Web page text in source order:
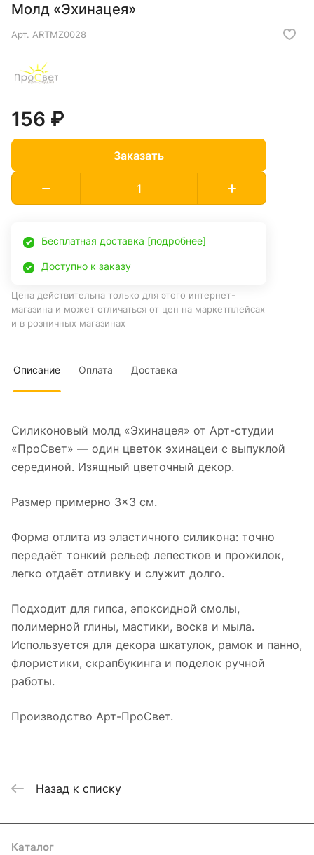
Молд «Эхинацея»
Арт. ARTMZ0028
156 ₽
Заказать
Бесплатная доставка [подробнее]
Доступно к заказу
Цена действительна только для этого интернет-
магазина и может отличаться от цен на маркетплейсах
и в розничных магазинах
Описание Оплата Доставка
Силиконовый молд «Эхинацея» от Арт-студии
«ПроСвет» — один цветок эхинацеи с выпуклой
серединой. Изящный цветочный декор.
Размер примерно 3×3 см.
Форма отлита из эластичного силикона: точно
передаёт тонкий рельеф лепестков и прожилок,
легко отдаёт отливку и служит долго.
Подходит для гипса, эпоксидной смолы,
полимерной глины, мастики, воска и мыла.
Используется для декора шкатулок, рамок и панно,
флористики, скрапбукинга и поделок ручной
работы.
Производство Арт-ПроСвет.
Назад к списку
Каталог